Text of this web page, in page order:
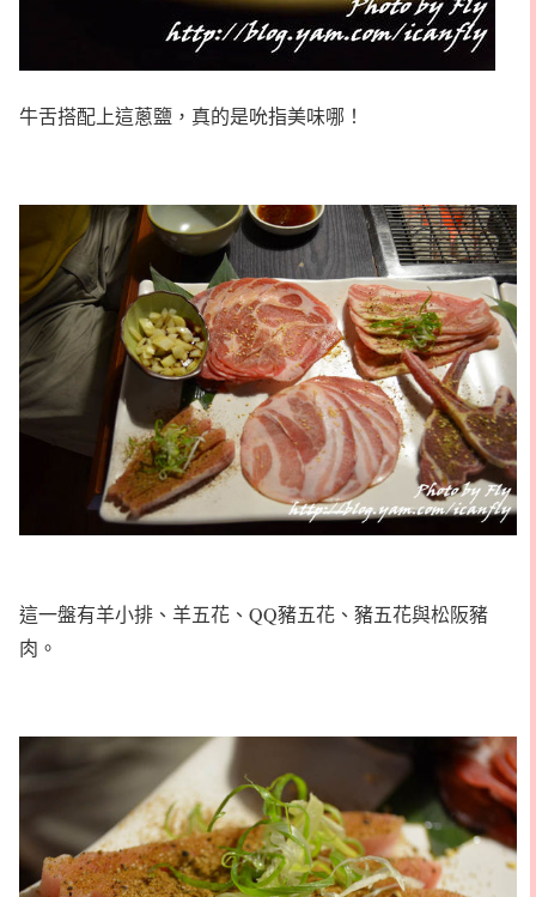
牛舌搭配上這蔥鹽，真的是吮指美味哪！
這一盤有羊小排、羊五花、QQ豬五花、豬五花與松阪豬
肉。